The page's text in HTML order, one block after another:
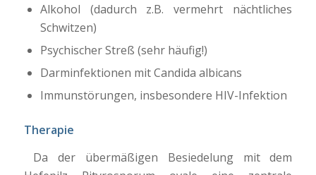
Alkohol (dadurch z.B. vermehrt nächtliches
Schwitzen)
Psychischer Streß (sehr häufig!)
Darminfektionen mit Candida albicans
Immunstörungen, insbesondere HIV-Infektion
Therapie
Da der übermäßigen Besiedelung mit dem